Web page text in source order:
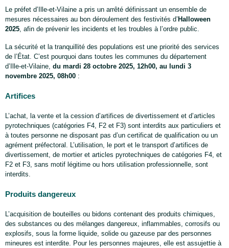
Le préfet d’Ille-et-Vilaine a pris un arrêté définissant un ensemble de
mesures nécessaires au bon déroulement des festivités d’ Halloween
2025, afin de prévenir les incidents et les troubles à l’ordre public.
La sécurité et la tranquillité des populations est une priorité des services
de l’État. C’est pourquoi dans toutes les communes du département
d’Ille-et-Vilaine, du mardi 28 octobre 2025, 12h00, au lundi 3
novembre 2025, 08h00 :
Artifices
L’achat, la vente et la cession d’artifices de divertissement et d’articles
pyrotechniques (catégories F4, F2 et F3) sont interdits aux particuliers et
à toutes personne ne disposant pas d’un certificat de qualification ou un
agrément préfectoral. L’utilisation, le port et le transport d’artifices de
divertissement, de mortier et articles pyrotechniques de catégories F4, et
F2 et F3, sans motif légitime ou hors utilisation professionnelle, sont
interdits.
Produits dangereux
L’acquisition de bouteilles ou bidons contenant des produits chimiques,
des substances ou des mélanges dangereux, inflammables, corrosifs ou
explosifs, sous la forme liquide, solide ou gazeuse par des personnes
mineures est interdite. Pour les personnes majeures, elle est assujettie à